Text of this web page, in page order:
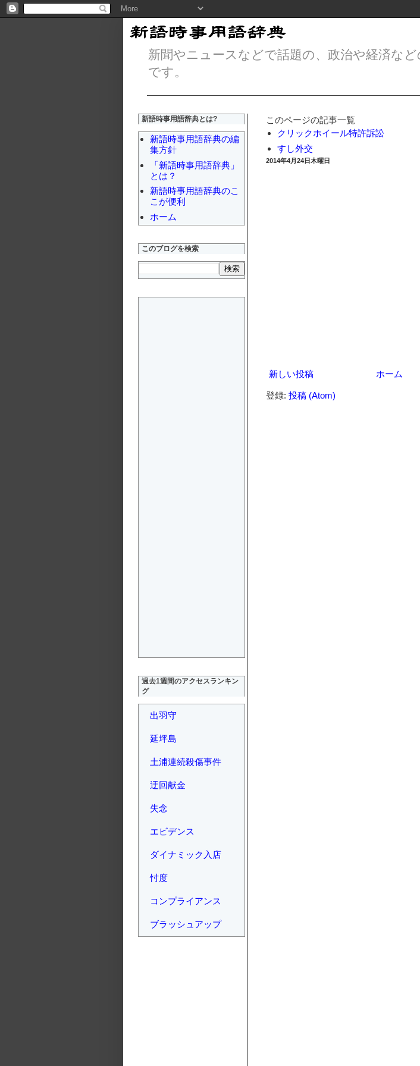
新聞やニュースなどで話題の、政治や経済な
です。
このページの記事一覧
クリックホイール特許訴訟
すし外交
2014年4月24日木曜日
新しい投稿 ホーム
登録: 投稿 (Atom)
新語時事用語辞典とは?
新語時事用語辞典の編
集方針
「新語時事用語辞典」
とは？
新語時事用語辞典のこ
こが便利
ホーム
このブログを検索
過去1週間のアクセスランキン
グ
出羽守
延坪島
土浦連続殺傷事件
迂回献金
失念
エビデンス
ダイナミック入店
忖度
コンプライアンス
ブラッシュアップ